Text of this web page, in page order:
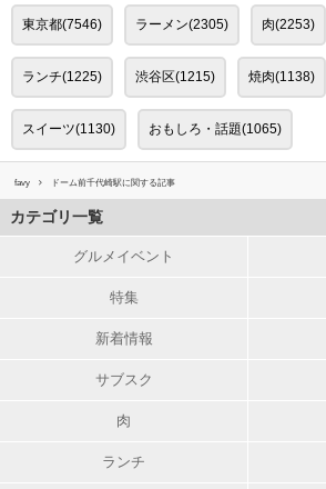
東京都(7546) ラーメン(2305) 肉(2253)
ランチ(1225) 渋谷区(1215) 焼肉(1138)
スイーツ(1130) おもしろ・話題(1065)
favy ドーム前千代崎駅に関する記事
カテゴリ一覧
グルメイベント
特集
新着情報
サブスク
肉
ランチ